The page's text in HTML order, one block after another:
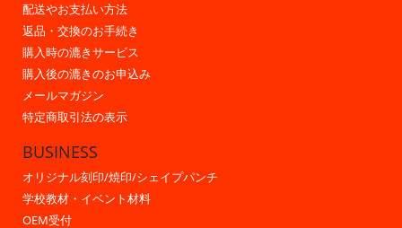
配送やお支払い方法
返品・交換のお手続き
購入時の漉きサービス
購入後の漉きのお申込み
メールマガジン
特定商取引法の表示
BUSINESS
オリジナル刻印/焼印/シェイプパンチ
学校教材・イベント材料
OEM受付